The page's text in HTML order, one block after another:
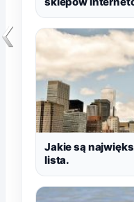
Jakie są
lista.